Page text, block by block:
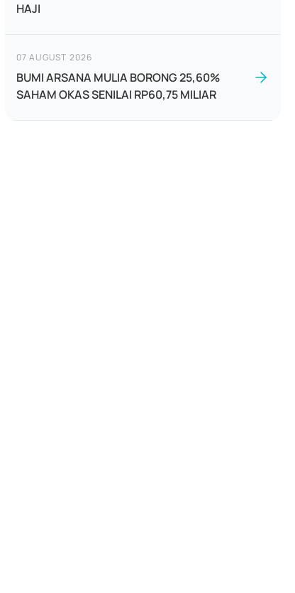
HAJI
07 AUGUST 2026
BUMI ARSANA MULIA BORONG 25,60%
SAHAM OKAS SENILAI RP60,75 MILIAR